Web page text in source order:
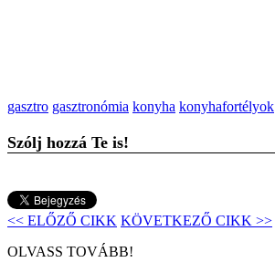
gasztro gasztronómia konyha konyhafortélyok
Szólj hozzá Te is!
<< ELŐZŐ CIKK KÖVETKEZŐ CIKK >>
OLVASS TOVÁBB!